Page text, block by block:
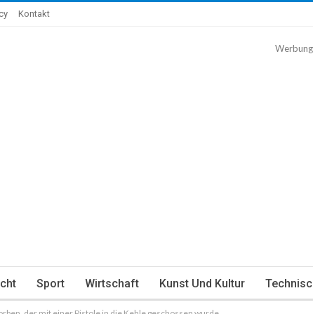
Kontakt
Werbung
Sport Wirtschaft Kunst Und Kultur